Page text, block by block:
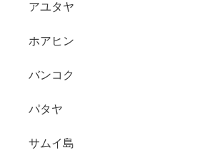
アユタヤ
ホアヒン
バンコク
パタヤ
サムイ島